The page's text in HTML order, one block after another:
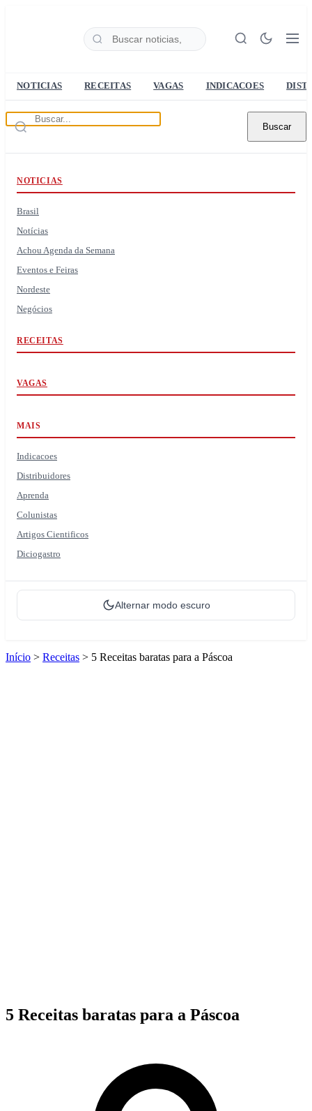
NOTICIAS RECEITAS VAGAS INDICACOES
Buscar
NOTICIAS
Brasil
Notícias
Achou Agenda da Semana
Eventos e Feiras
Nordeste
Negócios
RECEITAS
VAGAS
MAIS
Indicacoes
Distribuidores
Aprenda
Colunistas
Artigos Cientificos
Diciogastro
Alternar modo escuro
Início > Receitas > 5 Receitas baratas para a Páscoa
5 Receitas baratas para a Páscoa